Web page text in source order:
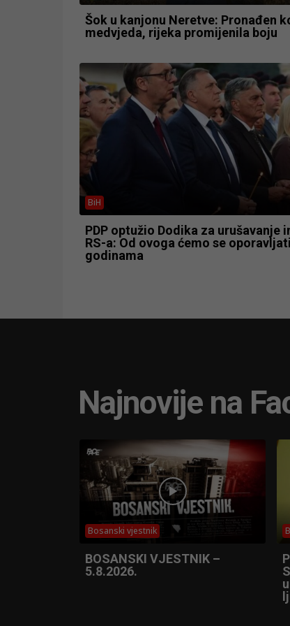
Šok u kanjonu Neretve: Pronađen
medvjeda, rijeka promijenila boju
BiH
PDP optužio Dodika za urušavanje
RS-a: Od ovoga ćemo se oporavljati
godinama
Najnovije na
Bosanski vjestnik
BOSANSKI VJESTNIK –
5.8.2026.